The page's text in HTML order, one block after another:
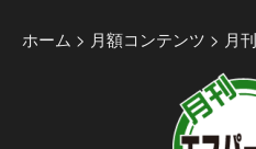
ホーム > 月額コンテンツ > 月